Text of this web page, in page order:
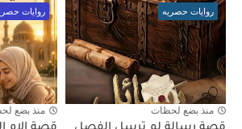
روايات حصريه
منذ بضع لحظات
روايات
منذ بضع